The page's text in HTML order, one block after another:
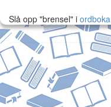
Slå opp "brensel" i ordboka